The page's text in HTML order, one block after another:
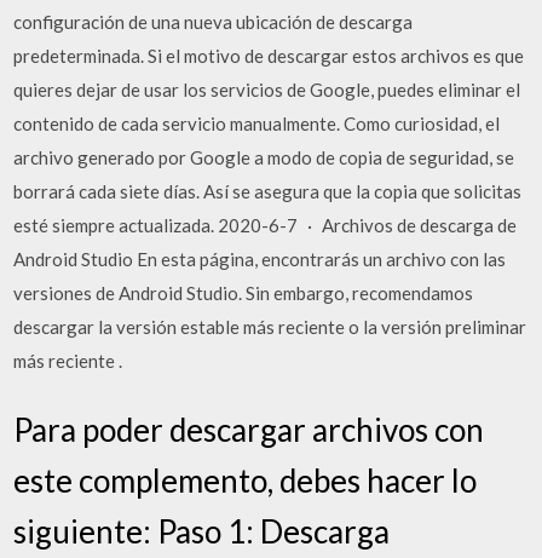
configuración de una nueva ubicación de descarga
predeterminada. Si el motivo de descargar estos archivos es que
quieres dejar de usar los servicios de Google, puedes eliminar el
contenido de cada servicio manualmente. Como curiosidad, el
archivo generado por Google a modo de copia de seguridad, se
borrará cada siete días. Así se asegura que la copia que solicitas
esté siempre actualizada. 2020-6-7 · Archivos de descarga de
Android Studio En esta página, encontrarás un archivo con las
versiones de Android Studio. Sin embargo, recomendamos
descargar la versión estable más reciente o la versión preliminar
más reciente .
Para poder descargar archivos con
este complemento, debes hacer lo
siguiente: Paso 1: Descarga